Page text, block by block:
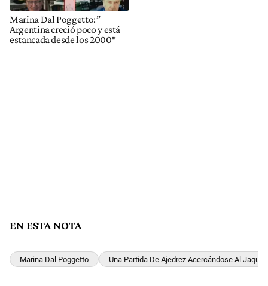
Marina Dal Poggetto:”
Argentina creció poco y está
estancada desde los 2000″
EN ESTA NOTA
Marina Dal Poggetto Una Partida De Ajedrez Acercándose Al Jaque